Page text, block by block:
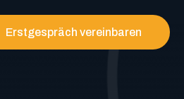
Erstgespräch vereinbaren